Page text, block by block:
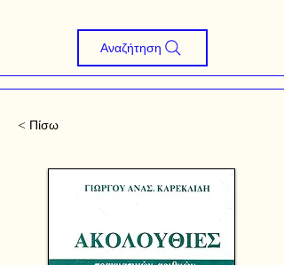
Αναζήτηση
< Πίσω